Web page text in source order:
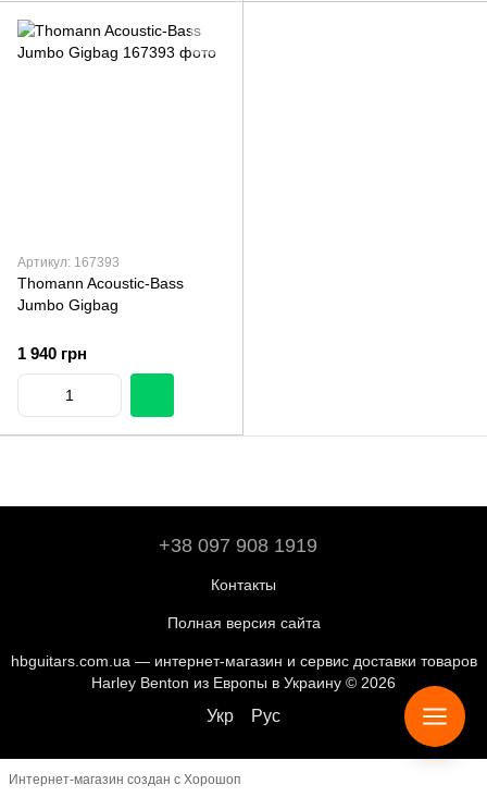
Артикул: 167393
Thomann Acoustic-Bass
Jumbo Gigbag
1 940 грн
+38 097 908 1919
Контакты
Полная версия сайта
hbguitars.com.ua — интернет-магазин и сервис доставки товаров
Harley Benton из Европы в Украину © 2026
Укр Рус
Интернет-магазин создан с Хорошоп